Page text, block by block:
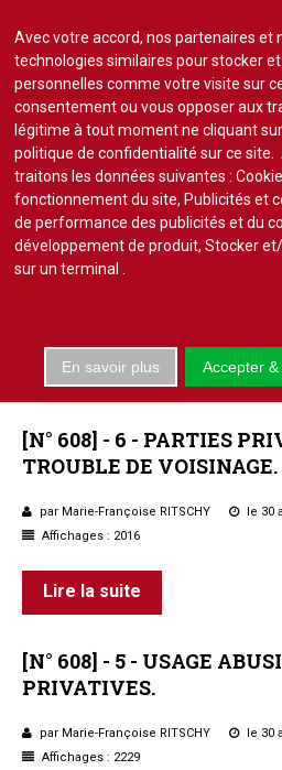
Lire un numéro
Se
Actu.
Point de droit
Au Parlement
Gestion et maintenance
Pratique de la copro.
Questions/réponses
Études juridiques
Copro. en difficulté
Formez-vous !
JURISPRUDENCEPARTIES
[N° 608] - 6 - PARTIES
TROUBLE DE VOISINAGE.
par Marie-Françoise RITSCHY
le 30
Affichages : 2016
Lire la suite
[N° 608] - 5 - USAGE
PRIVATIVES.
par Marie-Françoise RITSCHY
le 30
Affichages : 2229
Avec votre accord, nos partenaires et
technologies similaires pour stocker
personnelles comme votre visite sur
consentement ou vous opposer aux
légitime à tout moment ne cliquant
politique de confidentialité sur ce site.
traitons les données suivantes :
fonctionnement du site, Publicités et
de performance des publicités et du
développement de produit, Stocker
sur un terminal
En savoir plus Accepter